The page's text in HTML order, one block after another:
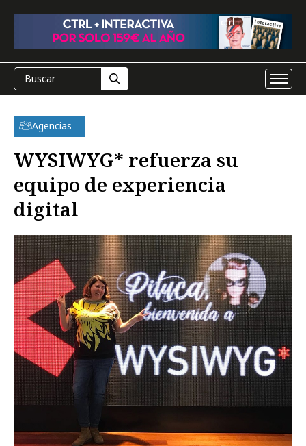
Agencias
WYSIWYG* refuerza su
equipo de experiencia
digital